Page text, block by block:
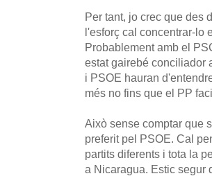
Per tant, jo crec que des
l'esforç cal concentrar-lo
Probablement amb el
estat gairebé conciliador
i PSOE hauran
més no fins que el PP
Això sense comptar que
preferit pel PSOE. Cal
partits diferents i tota la
a Nicaragua. Estic segur